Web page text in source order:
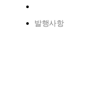
발행사항